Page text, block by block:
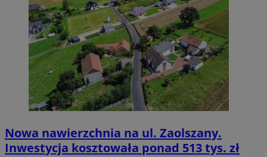
Nowa nawierzchnia na ul. Zaolszany.
Inwestycja kosztowała ponad 513 tys. zł